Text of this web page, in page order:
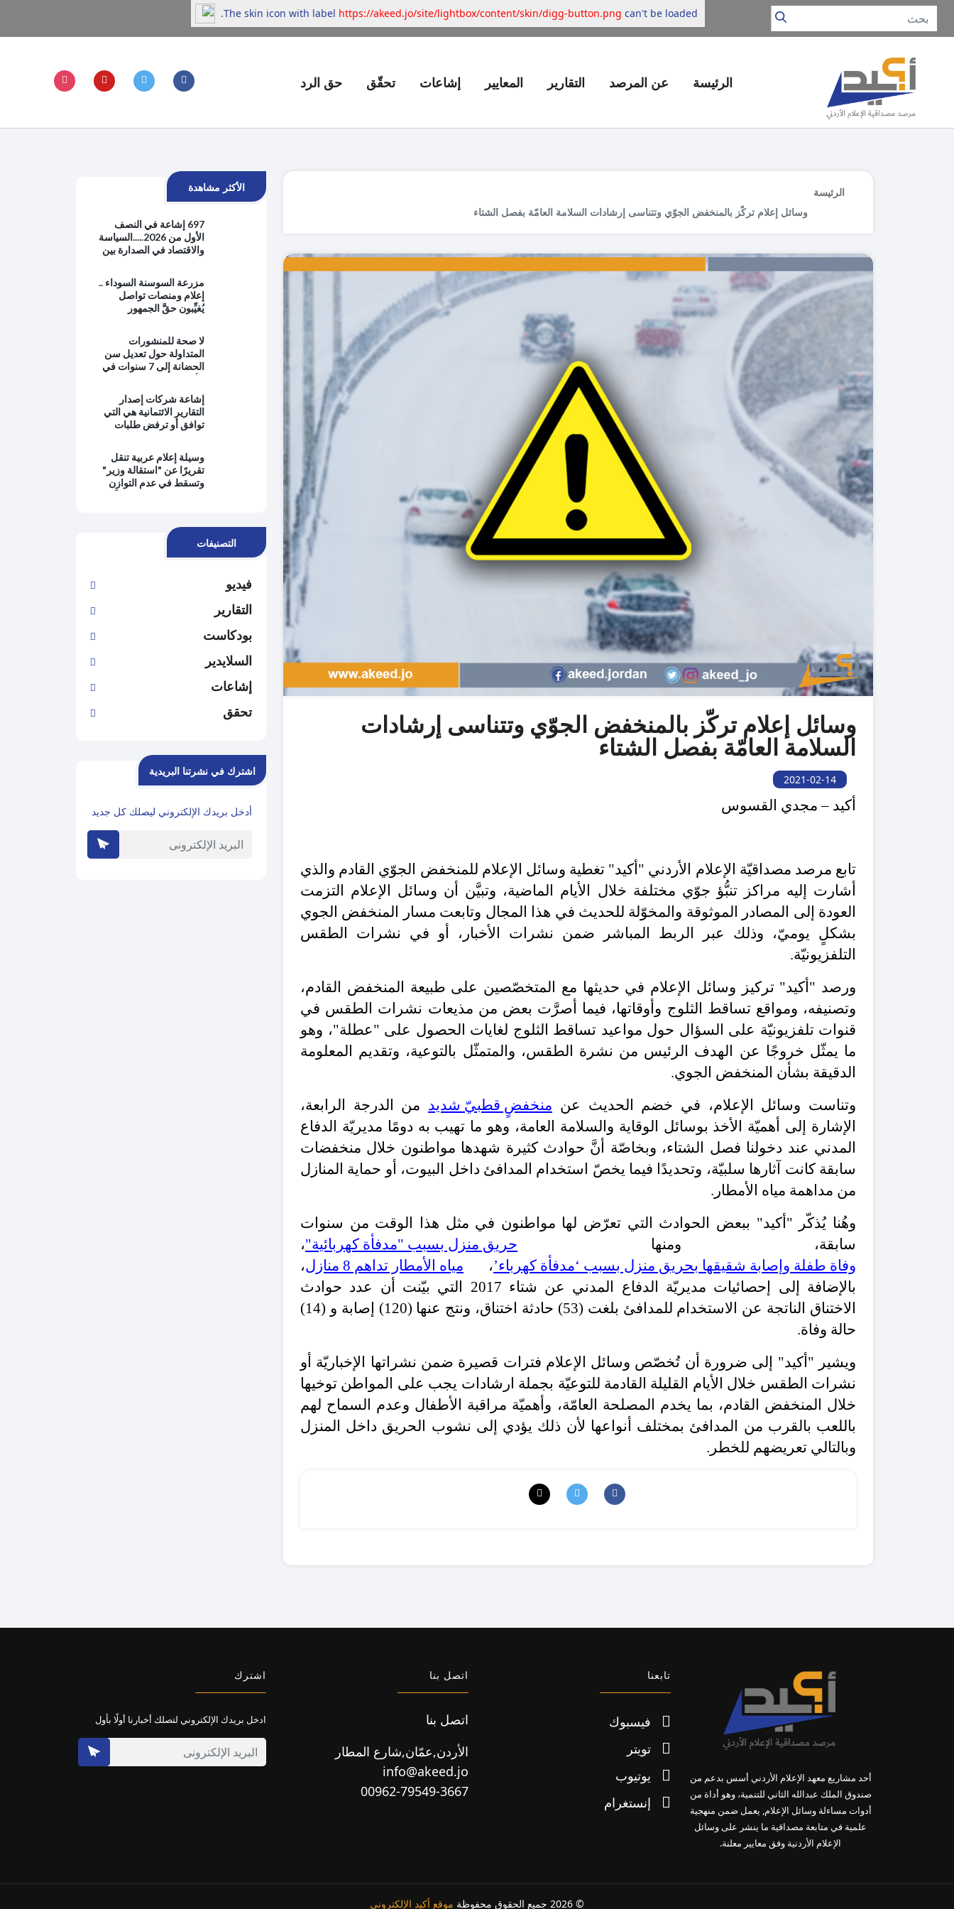
الرئيسة عن المرصد التقارير المعايير إشاعات تحقّق حق الرد
الرئيسة
وسائل إعلام تركّز بالمنخفض الجوّي وتتناسى إرشادات السلامة العامّة بفصل الشتاء
وسائل إعلام تركّز بالمنخفض الجوّي وتتناسى إرشادات
السلامة العامّة بفصل الشتاء
2021-02-14
أكيد – مجدي القسوس
تابع مرصد مصداقيّة الإعلام الأردني "أكيد" تغطية وسائل الإعلام للمنخفض الجوّي القادم والذي
أشارت إليه مراكز تنبُّؤ جوّي مختلفة خلال الأيام الماضية، وتبيَّن أن وسائل الإعلام التزمت
العودة إلى المصادر الموثوقة والمخوّلة للحديث في هذا المجال وتابعت مسار المنخفض الجوي
بشكلٍ يوميّ، وذلك عبر الربط المباشر ضمن نشرات الأخبار، أو في نشرات الطقس
التلفزيونيّة.
ورصد "أكيد" تركيز وسائل الإعلام في حديثها مع المتخصّصين على طبيعة المنخفض القادم،
وتصنيفه، ومواقع تساقط الثلوج وأوقاتها، فيما أصرَّت بعض من مذيعات نشرات الطقس في
قنوات تلفزيونيّة على السؤال حول مواعيد تساقط الثلوج لغايات الحصول على "عطلة"، وهو
ما يمثّل خروجًا عن الهدف الرئيس من نشرة الطقس، والمتمثّل بالتوعية، وتقديم المعلومة
الدقيقة بشأن المنخفض الجوي.
وتناست وسائل الإعلام، في خضم الحديث عن منخفضٍ قطبيّ شديد من الدرجة الرابعة،
الإشارة إلى أهميّة الأخذ بوسائل الوقاية والسلامة العامة، وهو ما تهيب به دومًا مديريّة الدفاع
المدني عند دخولنا فصل الشتاء، وبخاصّة أنَّ حوادث كثيرة شهدها مواطنون خلال منخفضات
سابقة كانت آثارها سلبيّة، وتحديدًا فيما يخصّ استخدام المدافئ داخل البيوت، أو حماية المنازل
من مداهمة مياه الأمطار.
وهُنا يُذكّر "أكيد" ببعض الحوادث التي تعرّض لها مواطنون في مثل هذا الوقت من سنوات
سابقة، ومنها حريق منزل بسبب "مدفأة كهربائية"،
وفاة طفلة وإصابة شقيقها بحريق منزل بسبب ‘مدفأة كهرباء’، مياه الأمطار تداهم 8 منازل
،
بالإضافة إلى إحصائيات مديريّة الدفاع المدني عن شتاء 2017 التي بيّنت أن عدد حوادث
الاختناق الناتجة عن الاستخدام للمدافئ بلغت (53) حادثة اختناق، ونتج عنها (120) إصابة و (14)
حالة وفاة.
ويشير "أكيد" إلى ضرورة أن تُخصّص وسائل الإعلام فترات قصيرة ضمن نشراتها الإخباريّة أو
نشرات الطقس خلال الأيام القليلة القادمة للتوعيّة بجملة ارشادات يجب على المواطن توخيها
خلال المنخفض القادم، بما يخدم المصلحة العامّة، وأهميّة مراقبة الأطفال وعدم السماح لهم
باللعب بالقرب من المدافئ بمختلف أنواعها لأن ذلك يؤدي إلى نشوب الحريق داخل المنزل
وبالتالي تعريضهم للخطر.
الأكثر مشاهدة
697 إشاعة في النصف
الأول من 2026.....السياسة
والاقتصاد في الصدارة بين
والتوترات الإقليمية
مزرعة السوسنة السوداء ..
إعلام ومنصات تواصل
يُغيِّبون حقَّ الجمهور
حماية المصلحة العامة
وتطبيق القانون
لا صحة للمنشورات
المتداولة حول تعديل سن
الحضانة إلى 7 سنوات في
إشاعة شركات إصدار
التقارير الائتمانية هي التي
توافق أو ترفض طلبات
وسيلة إعلام عربية تنقل
تقريرًا عن "استقالة وزير"
وتسقط في عدم التوازن
التصنيفات
فيديو
التقارير
بودكاست
السلايدير
إشاعات
تحقق
اشترك في نشرتنا البريدية
أدخل بريدك الإلكتروني ليصلك كل جديد
أحد مشاريع معهد الإعلام الأردني أسس بدعم من
صندوق الملك عبدالله الثاني للتنمية، وهو أداة من
أدوات مساءلة وسائل الإعلام, يعمل ضمن منهجية
علمية في متابعة مصداقية ما ينشر على وسائل
الإعلام الأردنية وفق معايير معلنة.
تابعنا
فيسبوك
تويتر
يوتيوب
إنستغرام
اتصل بنا
اتصل بنا
الأردن,عمّان,شارع المطار
info@akeed.jo
00962-79549-3667
اشترك
ادخل بريدك الإلكتروني لتصلك أخبارنا أولًا بأول
© 2026 جميع الحقوق محفوظة موقع أكيد الإلكتروني
The skin icon with label https://akeed.jo/site/lightbox/content/skin/digg-button.png can't be loaded.